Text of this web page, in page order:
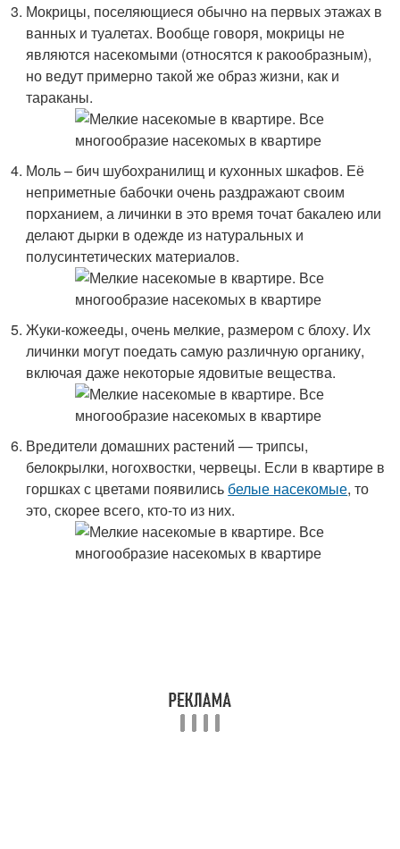
Мокрицы, поселяющиеся обычно на первых этажах в
ванных и туалетах. Вообще говоря, мокрицы не
являются насекомыми (относятся к ракообразным),
но ведут примерно такой же образ жизни, как и
тараканы.
Моль – бич шубохранилищ и кухонных шкафов. Её
неприметные бабочки очень раздражают своим
порханием, а личинки в это время точат бакалею или
делают дырки в одежде из натуральных и
полусинтетических материалов.
Жуки-кожееды, очень мелкие, размером с блоху. Их
личинки могут поедать самую различную органику,
включая даже некоторые ядовитые вещества.
Вредители домашних растений — трипсы,
белокрылки, ногохвостки, червецы. Если в квартире в
горшках с цветами появились белые насекомые, то
это, скорее всего, кто-то из них.